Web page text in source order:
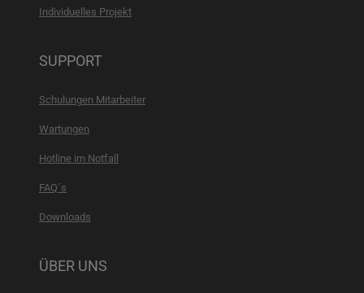
Individuelles Projekt
SUPPORT
Schulungen Mitarbeiter
Wartungen
Hotline im Notfall
FAQ´s
Downloads
ÜBER UNS